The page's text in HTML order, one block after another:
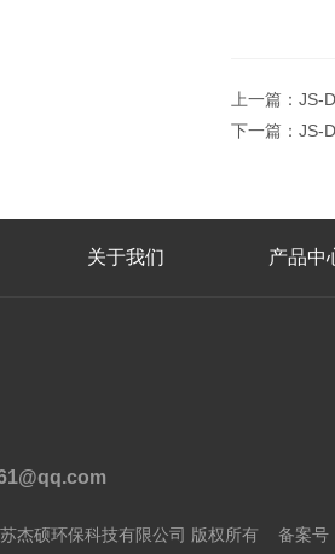
上一篇： JS-
下一篇： JS-
关于我们 产品中
杰硕环保科技有限公司 版权所有 备案号